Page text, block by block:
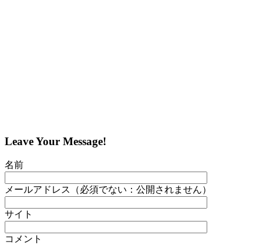
Leave Your Message!
名前
メールアドレス（必須でない：公開されません）
サイト
コメント